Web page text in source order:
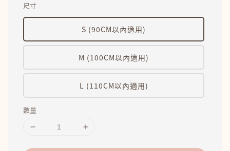
尺寸
S (90CM以內適用)
M (100CM以內適用)
L (110CM以內適用)
數量